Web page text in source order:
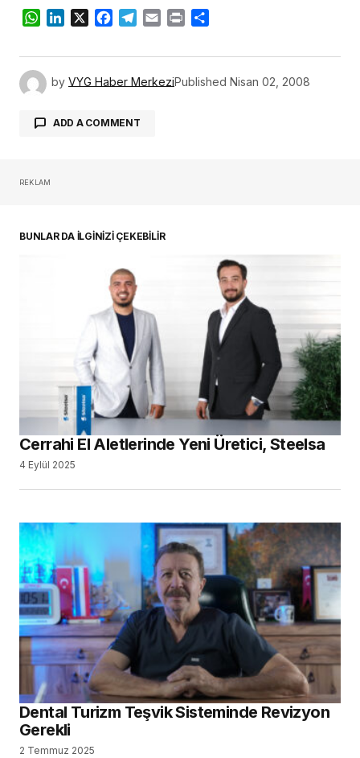
WhatsApp
LinkedIn
X Facebook
Telegram
Email Print
by VYG Haber MerkeziPublished Nisan 02, 2008
ADD A COMMENT
REKLAM
BUNLAR DA İLGİNİZİ ÇEKEBİLİR
Cerrahi El Aletlerinde Yeni Üretici, Steelsa
4 Eylül 2025
Dental Turizm Teşvik Sisteminde Revizyon
Gerekli
2 Temmuz 2025